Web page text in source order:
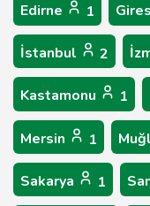
Edirne 1
İstanbul 2
Kastamonu 1
Mersin 1
Sakarya 1